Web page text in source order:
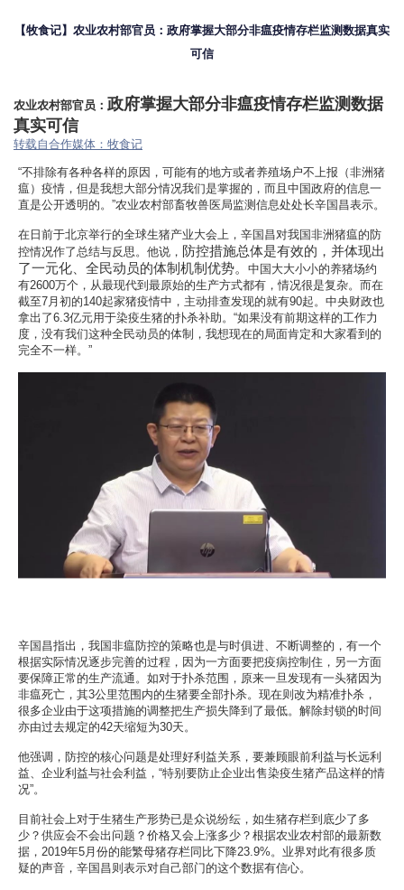
【牧食记】农业农村部官员：政府掌握大部分非瘟疫情存栏监测数据真实
可信
农业农村部官员： 政府掌握大部分非瘟疫情存栏监测数据
真实可信
转载自合作媒体：牧食记
“不排除有各种各样的原因，可能有的地方或者养殖场户不上报（非洲猪
瘟）疫情，但是我想大部分情况我们是掌握的，而且中国政府的信息一
直是公开透明的。”农业农村部畜牧兽医局监测信息处处长辛国昌表示。
在日前于北京举行的全球生猪产业大会上，辛国昌对我国非洲猪瘟的防
控情况作了总结与反思。他说， 防控措施总体是有效的，并体现出
了一元化、全民动员的体制机制优势。 中国大大小小的养猪场约
有2600万个，从最现代到最原始的生产方式都有，情况很是复杂。而在
截至7月初的140起家猪疫情中，主动排查发现的就有90起。中央财政也
拿出了6.3亿元用于染疫生猪的扑杀补助。“如果没有前期这样的工作力
度，没有我们这种全民动员的体制，我想现在的局面肯定和大家看到的
完全不一样。”
辛国昌指出，我国非瘟防控的策略也是与时俱进、不断调整的，有一个
根据实际情况逐步完善的过程，因为一方面要把疫病控制住，另一方面
要保障正常的生产流通。如对于扑杀范围，原来一旦发现有一头猪因为
非瘟死亡，其3公里范围内的生猪要全部扑杀。现在则改为精准扑杀，
很多企业由于这项措施的调整把生产损失降到了最低。解除封锁的时间
亦由过去规定的42天缩短为30天。
他强调，防控的核心问题是处理好利益关系，要兼顾眼前利益与长远利
益、企业利益与社会利益，“特别要防止企业出售染疫生猪产品这样的情
况”。
目前社会上对于生猪生产形势已是众说纷纭，如生猪存栏到底少了多
少？供应会不会出问题？价格又会上涨多少？根据农业农村部的最新数
据，2019年5月份的能繁母猪存栏同比下降23.9%。业界对此有很多质
疑的声音，辛国昌则表示对自己部门的这个数据有信心。